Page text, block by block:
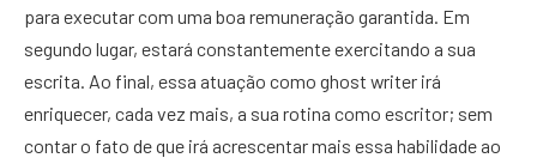
para executar com uma boa remuneração garantida. Em
segundo lugar, estará constantemente exercitando a sua
escrita. Ao final, essa atuação como ghost writer irá
enriquecer, cada vez mais, a sua rotina como escritor; sem
contar o fato de que irá acrescentar mais essa habilidade ao